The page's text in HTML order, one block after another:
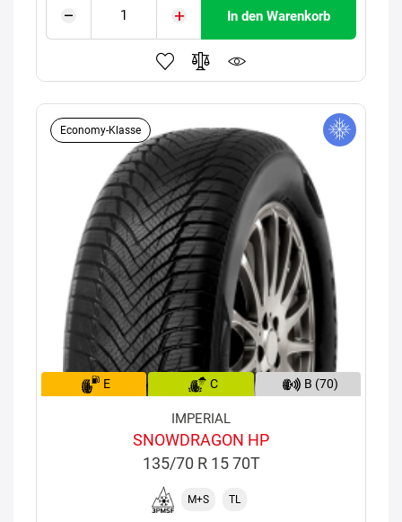
In den Warenkorb
Economy-Klasse
E C B (70)
IMPERIAL
SNOWDRAGON HP
135/70 R 15 70T
M+S TL